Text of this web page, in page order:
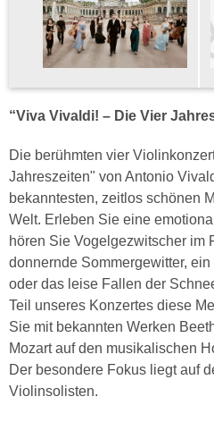
“Viva Vivaldi! – Die Vier
Die berühmten vier
Jahreszeiten" von Antonio
bekanntesten, zeitlos schönen
Welt. Erleben Sie eine
hören Sie Vogelgezwitscher im
donnernde Sommergewitter,
oder das leise Fallen der
Teil unseres Konzertes diese
Sie mit bekannten Werken
Mozart auf den musikalischen
Der besondere Fokus liegt auf
Violinsolisten.